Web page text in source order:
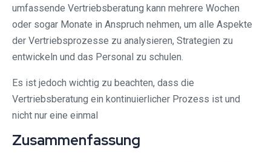
umfassende Vertriebsberatung kann mehrere Wochen
oder sogar Monate in Anspruch nehmen, um alle Aspekte
der Vertriebsprozesse zu analysieren, Strategien zu
entwickeln und das Personal zu schulen.
Es ist jedoch wichtig zu beachten, dass die
Vertriebsberatung ein kontinuierlicher Prozess ist und
nicht nur eine einmal
Zusammenfassung